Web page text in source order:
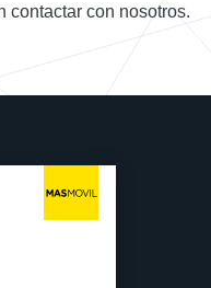
contactar con nosotros.